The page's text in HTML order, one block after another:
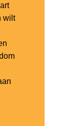
wilt